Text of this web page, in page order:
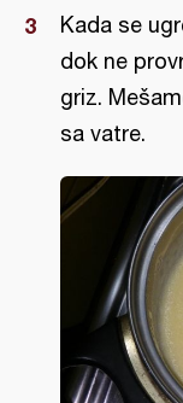
Kada se
dok ne
griz.
sa vatre.